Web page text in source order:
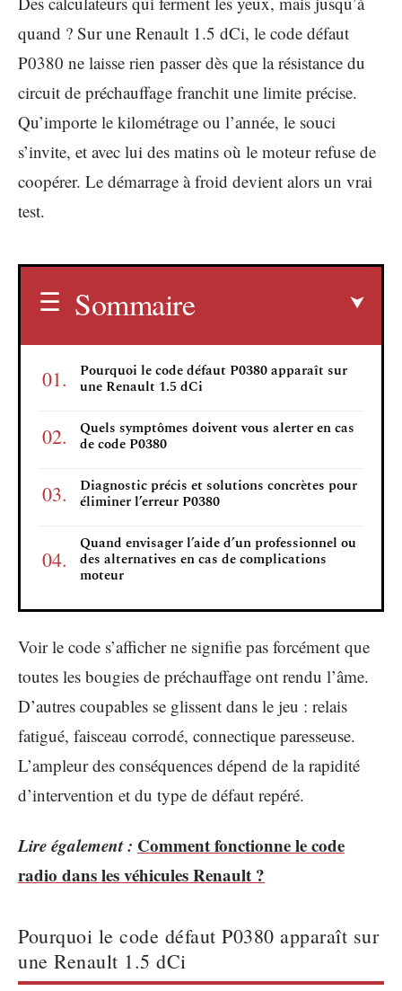
quand ? Sur une Renault 1.5 dCi, le code défaut
P0380 ne laisse rien passer dès que la résistance du
circuit de préchauffage franchit une limite précise.
Qu’importe le kilométrage ou l’année, le souci
s’invite, et avec lui des matins où le moteur refuse de
coopérer. Le démarrage à froid devient alors un vrai
test.
Sommaire
Pourquoi le code défaut P0380 apparaît sur
une Renault 1.5 dCi
Quels symptômes doivent vous alerter en cas
de code P0380
Diagnostic précis et solutions concrètes pour
éliminer l’erreur P0380
Quand envisager l’aide d’un professionnel ou
des alternatives en cas de complications
moteur
Voir le code s’afficher ne signifie pas forcément que
toutes les bougies de préchauffage ont rendu l’âme.
D’autres coupables se glissent dans le jeu : relais
fatigué, faisceau corrodé, connectique paresseuse.
L’ampleur des conséquences dépend de la rapidité
d’intervention et du type de défaut repéré.
Lire également : Comment fonctionne le code
radio dans les véhicules Renault ?
Pourquoi le code défaut P0380 apparaît sur
une Renault 1.5 dCi